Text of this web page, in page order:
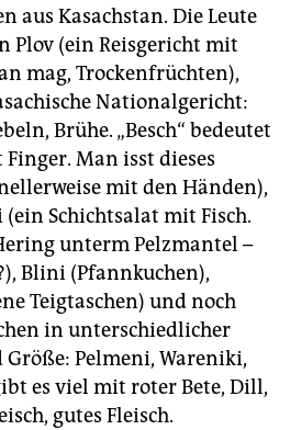
aus Kasachstan. Die Leute
Plov (ein Reisgericht mit
mag, Trockenfrüchten),
Nationalgericht:
Brühe. „Besch“ bedeutet
Man isst dieses
mit den Händen),
(ein Schichtsalat mit Fisch.
unterm Pelzmantel –
Blini (Pfannkuchen),
Teigtaschen) und noch
in unterschiedlicher
Pelmeni, Wareniki,
es viel mit roter Bete, Dill,
gutes Fleisch.